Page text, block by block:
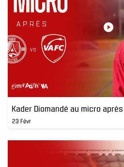
Kader Diomandé au micro
23 Févr